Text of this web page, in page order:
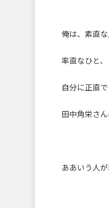
俺は、素直な
率直なひと、
自分に正直
田中角栄さ
ああいう人が